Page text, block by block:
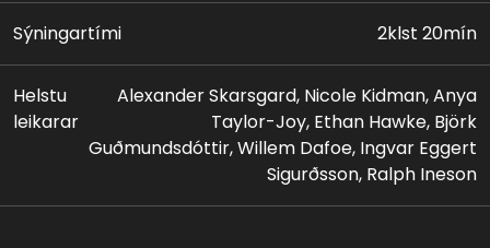
Sýningartími 2klst 20mín
Helstu
leikarar
Alexander Skarsgard, Nicole Kidman, Anya
Taylor-Joy, Ethan Hawke, Björk
Guðmundsdóttir, Willem Dafoe, Ingvar Eggert
Sigurðsson, Ralph Ineson